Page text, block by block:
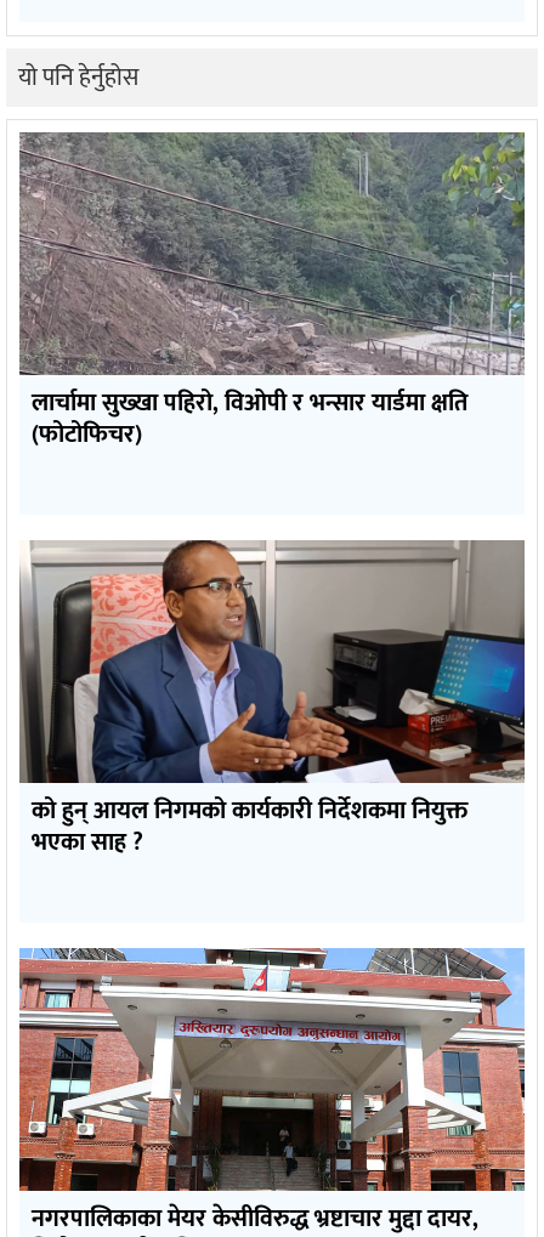
यो पनि हेर्नुहोस
लार्चामा सुख्खा पहिरो, विओपी र भन्सार यार्डमा क्षति
(फोटोफिचर)
को हुन् आयल निगमको कार्यकारी निर्देशकमा नियुक्त
भएका साह ?
नगरपालिकाका मेयर केसीविरुद्ध भ्रष्टाचार मुद्दा दायर,